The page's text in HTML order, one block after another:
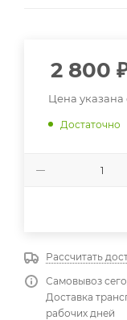
2 800
Цена указана
Достаточно
Рассчитать
Самовывоз
Доставка
рабочих дней